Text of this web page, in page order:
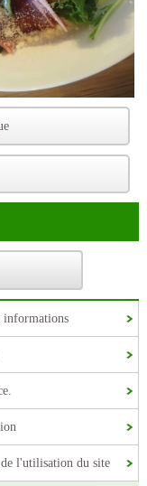
informations
l'utilisation du site
(China)
(Taiwan)